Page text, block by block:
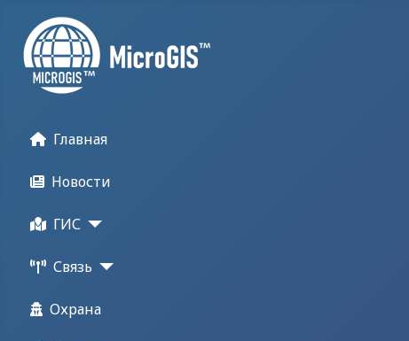
Главная
Новости
ГИС
Связь
Охрана